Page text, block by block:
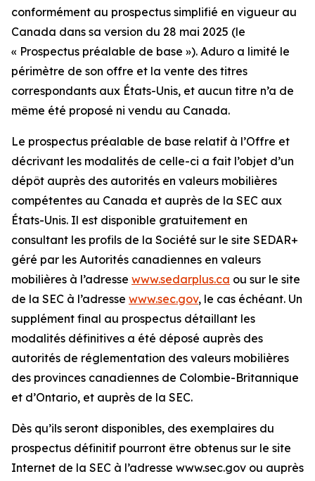
conformément au prospectus simplifié en vigueur au
Canada dans sa version du 28 mai 2025 (le
« Prospectus préalable de base »). Aduro a limité le
périmètre de son offre et la vente des titres
correspondants aux États-Unis, et aucun titre n’a de
même été proposé ni vendu au Canada.
Le prospectus préalable de base relatif à l’Offre et
décrivant les modalités de celle-ci a fait l’objet d’un
dépôt auprès des autorités en valeurs mobilières
compétentes au Canada et auprès de la SEC aux
États-Unis. Il est disponible gratuitement en
consultant les profils de la Société sur le site SEDAR+
géré par les Autorités canadiennes en valeurs
mobilières à l’adresse www.sedarplus.ca ou sur le site
de la SEC à l’adresse www.sec.gov, le cas échéant. Un
supplément final au prospectus détaillant les
modalités définitives a été déposé auprès des
autorités de réglementation des valeurs mobilières
des provinces canadiennes de Colombie-Britannique
et d’Ontario, et auprès de la SEC.
Dès qu’ils seront disponibles, des exemplaires du
prospectus définitif pourront être obtenus sur le site
Internet de la SEC à l’adresse www.sec.gov ou auprès